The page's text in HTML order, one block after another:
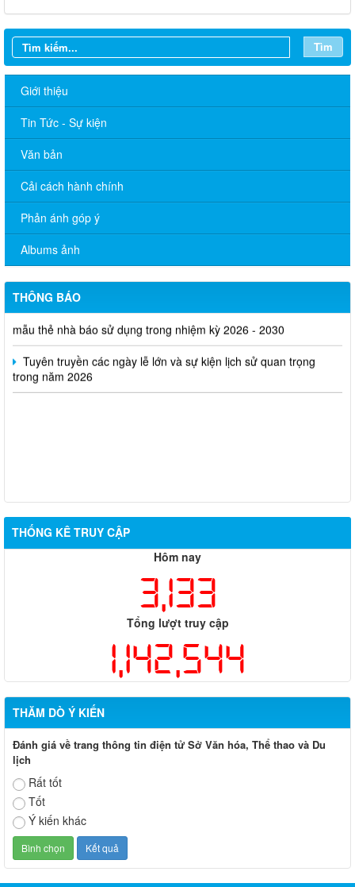
Tìm
Giới thiệu
Tin Tức - Sự kiện
Văn bản
Cải cách hành chính
Phản ánh góp ý
Albums ảnh
THÔNG BÁO
Tăng cường công tác quản lý hoạt động của tạp chí trực thuộc
Quyết định thu hồi Giấy phép kinh doanh dịch vụ lữ hành nội
địa
Bộ Văn hóa, Thể thao và Du lịch ban hành Quyết định công bố
mẫu thẻ nhà báo sử dụng trong nhiệm kỳ 2026 - 2030
Tuyên truyền các ngày lễ lớn và sự kiện lịch sử quan trọng
trong năm 2026
THỐNG KÊ TRUY CẬP
Hôm nay
3,133
Tổng lượt truy cập
1,142,544
THĂM DÒ Ý KIẾN
Đánh giá về trang thông tin điện tử Sở Văn hóa, Thể thao và Du
lịch
Rất tốt
Tốt
Ý kiến khác